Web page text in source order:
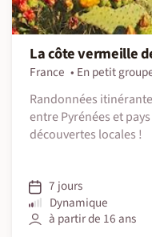
La côte vermeille
France En petit
Randonnées
entre Pyrénées et
découvertes locales !
7 jours
Dynamique
à partir de 16 ans